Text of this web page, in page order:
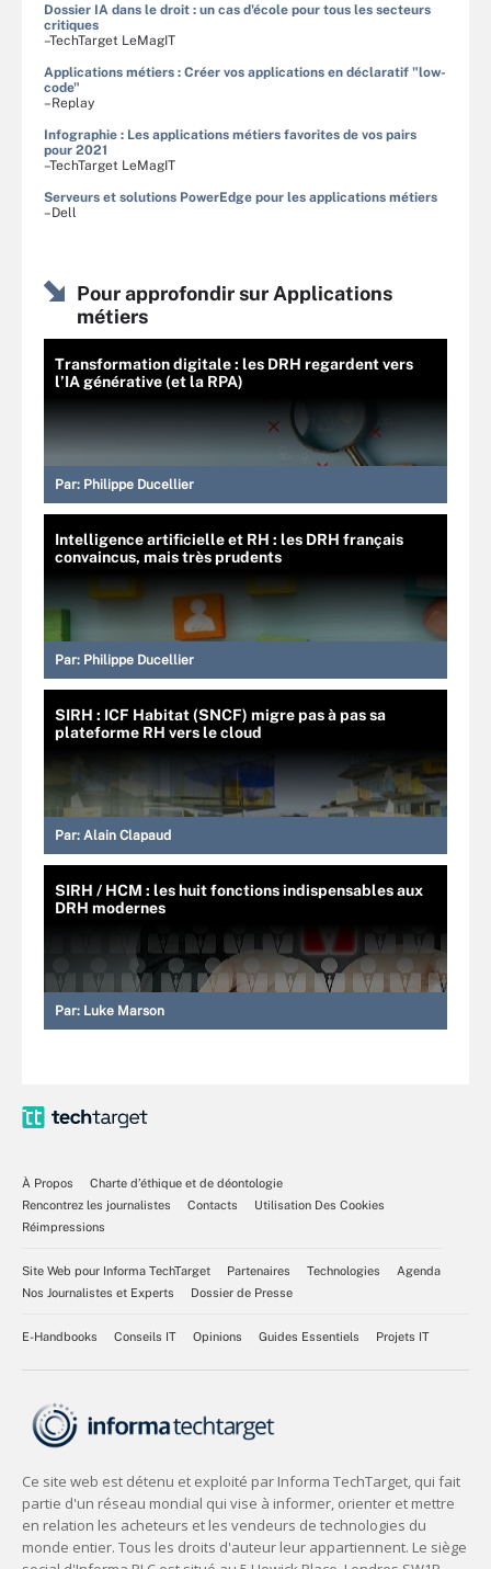
Dossier IA dans le droit : un cas d'école pour tous les secteurs
critiques
–TechTarget LeMagIT
Applications métiers : Créer vos applications en déclaratif "low-
code"
–Replay
Infographie : Les applications métiers favorites de vos pairs
pour 2021
–TechTarget LeMagIT
Serveurs et solutions PowerEdge pour les applications métiers
–Dell
Pour approfondir sur Applications
métiers
Transformation digitale : les DRH regardent vers
l’IA générative (et la RPA)
Par: Philippe Ducellier
Intelligence artificielle et RH : les DRH français
convaincus, mais très prudents
Par: Philippe Ducellier
SIRH : ICF Habitat (SNCF) migre pas à pas sa
plateforme RH vers le cloud
Par: Alain Clapaud
SIRH / HCM : les huit fonctions indispensables aux
DRH modernes
Par: Luke Marson
À Propos
Charte d’éthique et de déontologie
Rencontrez les journalistes
Contacts
Utilisation Des Cookies
Réimpressions
Site Web pour Informa TechTarget Partenaires Technologies
Agenda
Nos Journalistes et Experts
Dossier de Presse
E-Handbooks Conseils IT Opinions Guides Essentiels Projets IT